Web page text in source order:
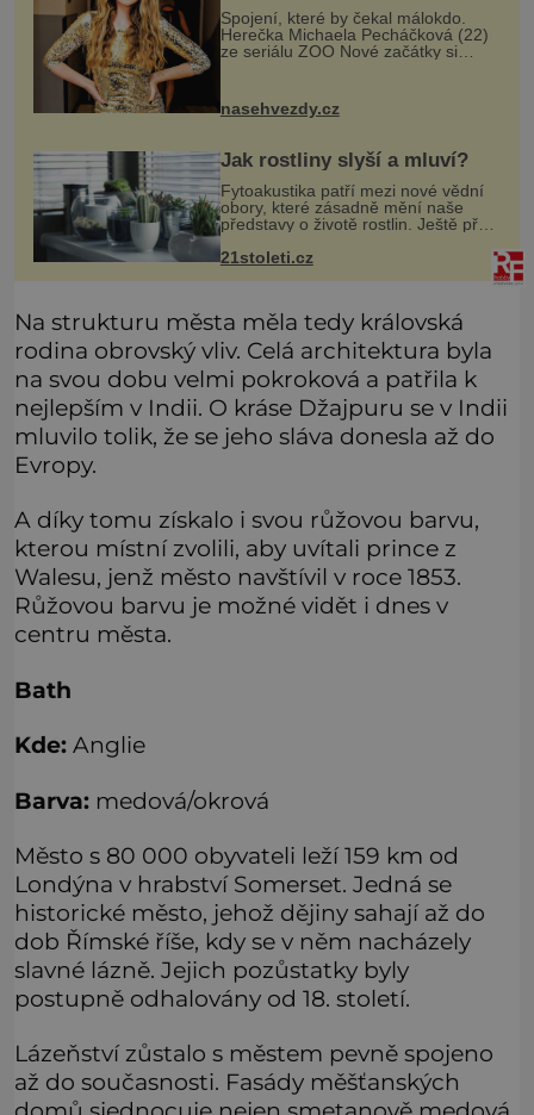
Spojení, které by čekal málokdo.
Herečka Michaela Pecháčková (22)
ze seriálu ZOO Nové začátky si
a jejich vztah okamžitě vyvolal otáz
nasehvezdy.cz
Jak rostliny slyší a mluví?
Fytoakustika patří mezi nové vědní
obory, které zásadně mění naše
představy o životě rostlin. Ještě před
několika desetiletími byly rostliny
považovány za tiché a pasivní
21stoleti.cz
Na strukturu města měla tedy královská
rodina obrovský vliv. Celá architektura byla
na svou dobu velmi pokroková a patřila k
nejlepším v Indii. O kráse Džajpuru se v Indii
mluvilo tolik, že se jeho sláva donesla až do
Evropy.
A díky tomu získalo i svou růžovou barvu,
kterou místní zvolili, aby uvítali prince z
Walesu, jenž město navštívil v roce 1853.
Růžovou barvu je možné vidět i dnes v
centru města.
Bath
Kde: Anglie
Barva: medová/okrová
Město s 80 000 obyvateli leží 159 km od
Londýna v hrabství Somerset. Jedná se
historické město, jehož dějiny sahají až do
dob Římské říše, kdy se v něm nacházely
slavné lázně. Jejich pozůstatky byly
postupně odhalovány od 18. století.
Lázeňství zůstalo s městem pevně spojeno
až do současnosti. Fasády měšťanských